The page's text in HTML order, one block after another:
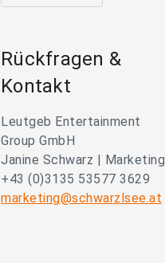
Rückfragen &
Kontakt
Leutgeb Entertainment
Group GmbH
Janine Schwarz | Marketing
+43 (0)3135 53577 3629
marketing@schwarzlsee.at